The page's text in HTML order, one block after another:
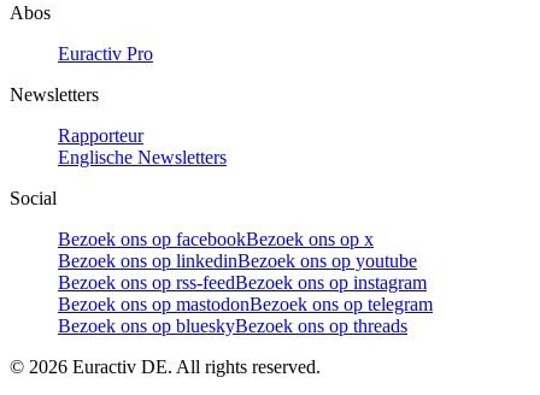
Abos
Euractiv Pro
Newsletters
Rapporteur
Englische Newsletters
Social
Bezoek ons op facebookBezoek ons op x
Bezoek ons op linkedinBezoek ons op youtube
Bezoek ons op rss-feedBezoek ons op instagram
Bezoek ons op mastodonBezoek ons op telegram
Bezoek ons op blueskyBezoek ons op threads
© 2026 Euractiv DE. All rights reserved.